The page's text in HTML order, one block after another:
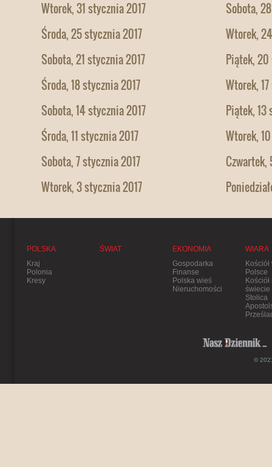
Wtorek, 31 stycznia 2017
Sobota,
Środa, 25 stycznia 2017
Wtorek,
Sobota, 21 stycznia 2017
Piątek,
Środa, 18 stycznia 2017
Wtorek,
Sobota, 14 stycznia 2017
Piątek, 13
Środa, 11 stycznia 2017
Wtorek,
Sobota, 7 stycznia 2017
Czwartek,
Wtorek, 3 stycznia 2017
POLSKA
Kraj
Polonia
Kresy
ŚWIAT
EKONOMIA
Gospodarka
Finanse
Polska wieś
Nieruchomości
WIARA
Kościół
Polsce
Kościół
świecie
Stolica
©